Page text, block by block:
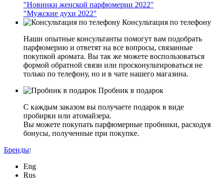
"Новинки женской парфюмерии 2022"
"Мужские духи 2022"
Консультация по телефону
Наши опытные консультанты помогут вам подобрать
парфюмерию и ответят на все вопросы, связанные
покупкой аромата. Вы так же можете воспользоваться
формой обратной связи или просконультироваться не
только по телефону, но и в чате нашего магазина.
Пробник в подарок
С каждым заказом вы получаете подарок в виде
пробирки или атомайзера.
Вы можете покупать парфюмерные пробники, расходуя
бонусы, полученные при покупке.
Бренды:
Eng
Rus